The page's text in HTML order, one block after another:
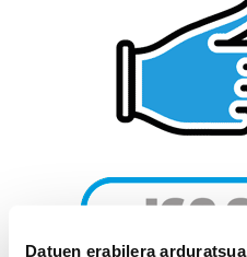
Datuen erabilera arduratsua